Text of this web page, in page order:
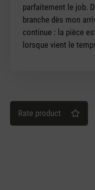
parfaitement le job.
branche dès mon
continue : la pièce
lorsque vient le
Rate product